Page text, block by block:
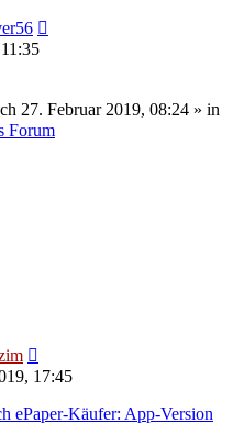
27. Februar 2019, 08:24 » in
Forum
17:45
ePaper-Käufer: App-Version